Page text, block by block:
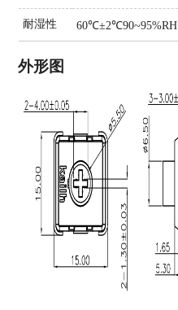
耐湿性 60℃±2℃90~95%RH
外形图